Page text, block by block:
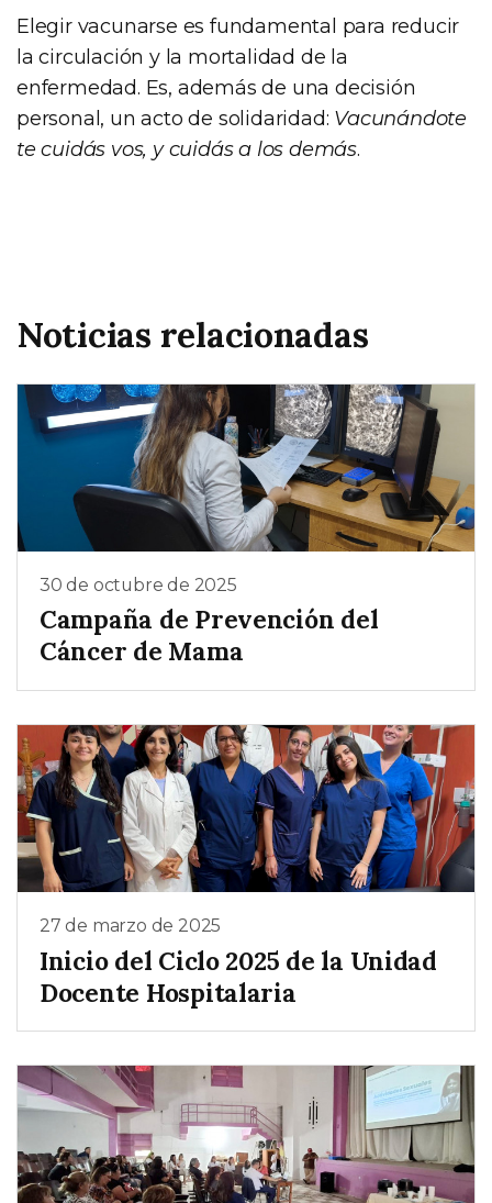
Elegir vacunarse es fundamental para reducir
la circulación y la mortalidad de la
enfermedad. Es, además de una decisión
personal, un acto de solidaridad: Vacunándote
te cuidás vos, y cuidás a los demás.
Noticias relacionadas
30 de octubre de 2025
Campaña de Prevención del
Cáncer de Mama
27 de marzo de 2025
Inicio del Ciclo 2025 de la Unidad
Docente Hospitalaria